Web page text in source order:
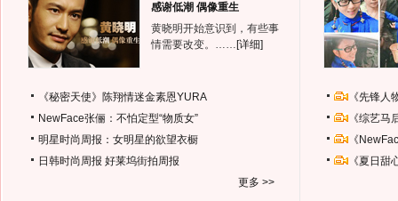
感谢低潮 偶像重生
黄晓明开始意识到，有些事
情需要改变。…… [详细]
《秘密天使》陈翔情迷金素恩YURA
NewFace张俪：不怕定型“物质女”
明星时尚周报：女明星的欲望衣橱
日韩时尚周报 好莱坞街拍周报
更多 >>
《先锋
《综艺
《
《夏日